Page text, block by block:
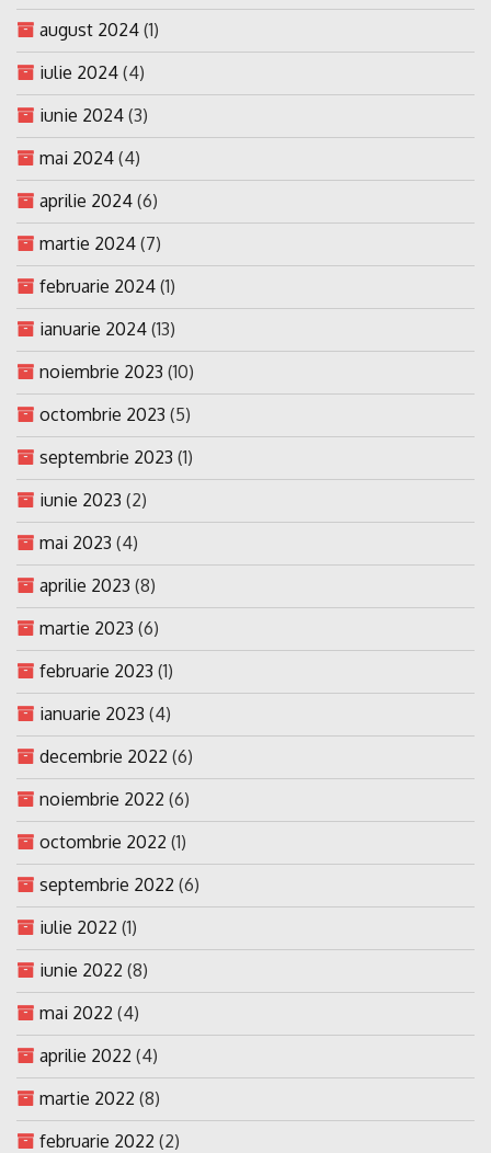
august 2024 (1)
iulie 2024 (4)
iunie 2024 (3)
mai 2024 (4)
aprilie 2024 (6)
martie 2024 (7)
februarie 2024 (1)
ianuarie 2024 (13)
noiembrie 2023 (10)
octombrie 2023 (5)
septembrie 2023 (1)
iunie 2023 (2)
mai 2023 (4)
aprilie 2023 (8)
martie 2023 (6)
februarie 2023 (1)
ianuarie 2023 (4)
decembrie 2022 (6)
noiembrie 2022 (6)
octombrie 2022 (1)
septembrie 2022 (6)
iulie 2022 (1)
iunie 2022 (8)
mai 2022 (4)
aprilie 2022 (4)
martie 2022 (8)
februarie 2022 (2)